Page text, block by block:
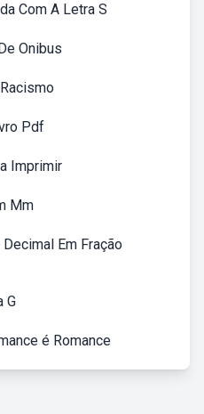
Com A Letra S
Onibus
Pdf
Imprimir
Mm
Em Fração
G
é Romance